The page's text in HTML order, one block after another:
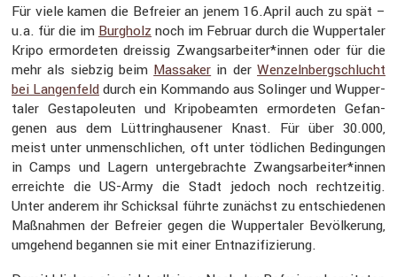
Für viele kamen die Befreier an jenem 16.April auch zu spät –
u.a. für die im Burgholz noch im Februar durch die Wupper­taler
Kripo ermor­deten dreissig Zwangsarbeiter*innen oder für die
mehr als siebzig beim Massaker in derWenzeln­berg­schlucht
bei Langen­felddurch ein Kommando aus Solinger und Wupper­
taler Gesta­po­le­uten und Kripo­be­amten ermor­deten Gefan­
genen aus dem Lüttring­hau­sener Knast. Für über 30.000,
meist unter unmensch­li­chen, oft unter tödli­chen Bedin­gungen
in Camps und Lagern unter­ge­brachte Zwangsarbeiter*innen
erreichte die US-Army die Stadt jedoch noch recht­zeitig.
Unter anderem ihr Schicksal führte zunächst zu entschie­denen
Maßnahmen der Befreier gegen die Wupper­taler Bevöl­ke­rung,
umgehend begannen sie mit einer Entna­zi­fi­zie­rung.